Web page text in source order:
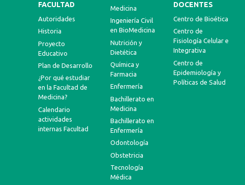
FACULTAD
Autoridades
Historia
Proyecto
Educativo
Plan de Desarrollo
¿Por qué estudiar
en la Facultad de
Medicina?
Calendario
actividades
internas Facultad
Medicina
Ingeniería Civil
en BioMedicina
Nutrición y
Dietética
Química y
Farmacia
Enfermería
Bachillerato en
Medicina
Bachillerato en
Enfermería
Odontología
Obstetricia
Tecnología
Médica
DOCENTES
Centro de Bioética
Centro de
Fisiología Celular e
Integrativa
Centro de
Epidemiología y
Políticas de Salud